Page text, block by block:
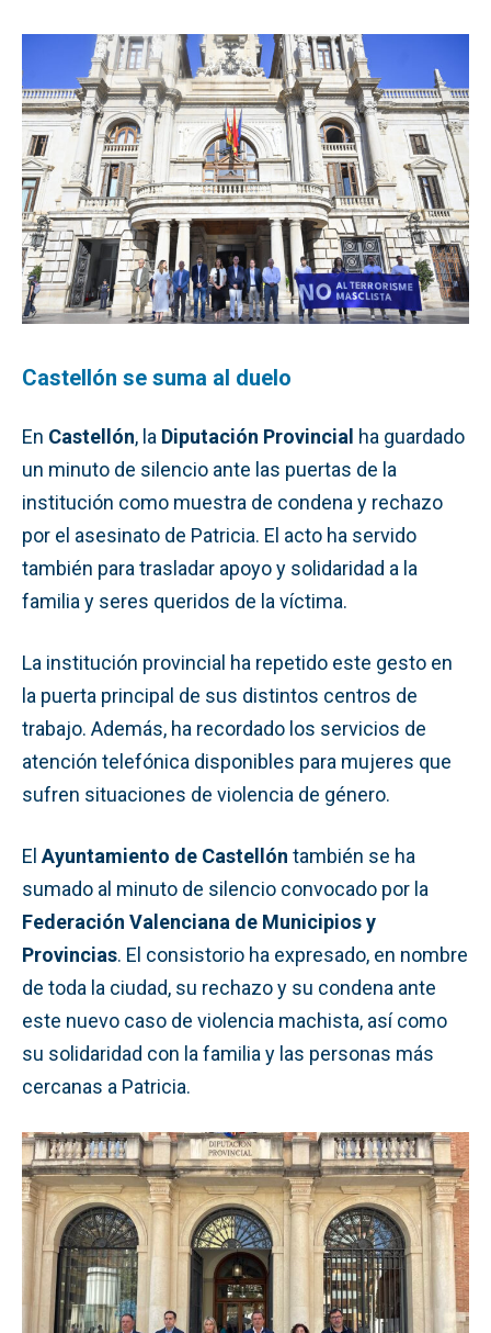
Castellón se suma al duelo
En Castellón, la Diputación Provincial ha guardado
un minuto de silencio ante las puertas de la
institución como muestra de condena y rechazo
por el asesinato de Patricia. El acto ha servido
también para trasladar apoyo y solidaridad a la
familia y seres queridos de la víctima.
La institución provincial ha repetido este gesto en
la puerta principal de sus distintos centros de
trabajo. Además, ha recordado los servicios de
atención telefónica disponibles para mujeres que
sufren situaciones de violencia de género.
El Ayuntamiento de Castellón también se ha
sumado al minuto de silencio convocado por la
Federación Valenciana de Municipios y
Provincias. El consistorio ha expresado, en nombre
de toda la ciudad, su rechazo y su condena ante
este nuevo caso de violencia machista, así como
su solidaridad con la familia y las personas más
cercanas a Patricia.